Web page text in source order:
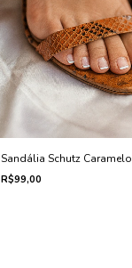
Sandália Schutz Caramelo
R$99,00